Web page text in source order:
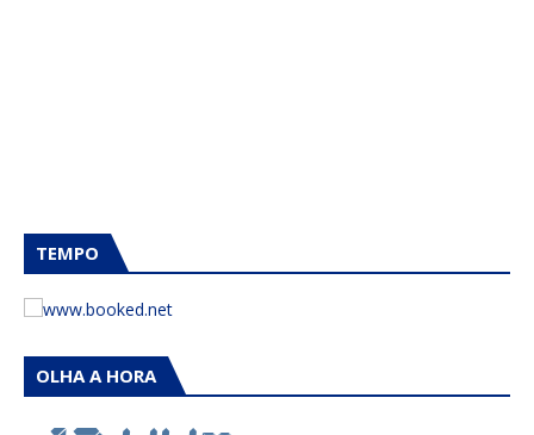
TEMPO
OLHA A HORA